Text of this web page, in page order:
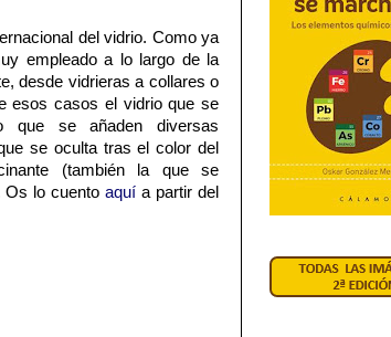
del vidrio. Como ya
empleado a lo largo de la
desde vidrieras a collares o
esos casos el vidrio que se
se añaden diversas
se oculta tras el color del
(también la que se
Os lo cuentoaquía partir del